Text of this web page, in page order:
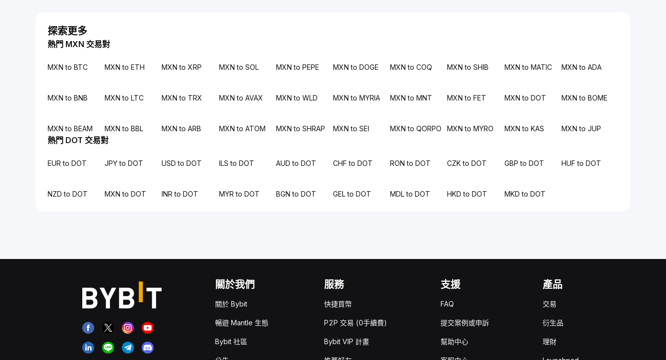
探索更多
熱門 MXN 交易對
MXN to BTC MXN to ETH MXN to XRP MXN to SOL MXN to PEPE MXN to DOGE MXN to COQ MXN to SHIB MXN to MATIC MXN to ADA
MXN to BNB MXN to LTC MXN to TRX MXN to AVAX MXN to WLD MXN to MYRIA MXN to MNT MXN to FET MXN to DOT MXN to BOME
MXN to BEAM MXN to BBL MXN to ARB MXN to ATOM MXN to SHRAP MXN to SEI MXN to QORPO MXN to MYRO MXN to KAS MXN to JUP
熱門 DOT 交易對
EUR to DOT JPY to DOT USD to DOT ILS to DOT AUD to DOT CHF to DOT RON to DOT CZK to DOT GBP to DOT HUF to DOT
NZD to DOT MXN to DOT INR to DOT MYR to DOT BGN to DOT GEL to DOT MDL to DOT HKD to DOT MKD to DOT
關於我們
關於 Bybit
暢遊 Mantle 生態
Bybit 社區
服務
快捷買幣
P2P 交易 (0手續費)
Bybit VIP 計畫
支援
FAQ
提交案例或申訴
幫助中心
產品
交易
衍生品
理財